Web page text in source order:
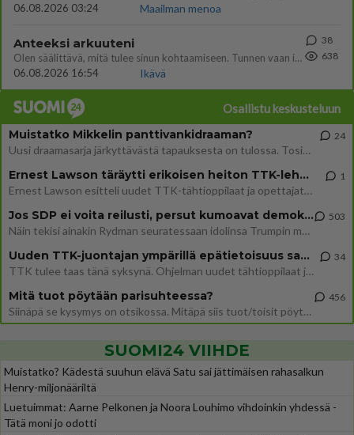
06.08.2026 03:24
Maailman menoa
Anteeksi arkuuteni
Olen säälittävä, mitä tulee sinun kohtaamiseen. Tunnen vaan itseni todella epävarmaksi sun kanssa. Jos minun olisi pitän
06.08.2026 16:54
Ikävä
38
638
Osallistu keskusteluun
Muistatko Mikkelin panttivankidraaman?
Uusi draamasarja järkyttävästä tapauksesta on tulossa. Tositapahtumiin perustuva sarja ammentaa vuoden 1986 Mikkelin pan
24
Ernest Lawson täräytti erikoisen heiton TTK-lehdistötilaisuudessa: " Onko tässä tarkoituksena...?"
Ernest Lawson esitteli uudet TTK-tähtioppilaat ja opettajat torstaina 6.8. lehdistölle. Tulevalla kaudella on yksi hausk
1
Jos SDP ei voita reilusti, persut kumoavat demokratian Suomesta
Näin tekisi ainakin Rydman seuratessaan idolinsa Trumpin mallia https://www.is.fi/politiikka/art-2000012187244.html
503
Uuden TTK-juontajan ympärillä epätietoisuus sakenee - Nyt MTV hämmentää soppaa
TTK tulee taas tänä syksynä. Ohjelman uudet tähtioppilaat julkistetaan torstaina 6. elokuuta klo 14 alkavassa lehdistö
34
Mitä tuot pöytään parisuhteessa?
Siinäpä se kysymys on otsikossa. Mitäpä siis tuot/toisit pöytään parisuhteessa? Oletko mies vai nainen? Koetko sen mitä
456
SUOMI24 VIIHDE
Muistatko? Kädestä suuhun elävä Satu sai jättimäisen rahasalkun
Henry-miljonääriltä
Luetuimmat: Aarne Pelkonen ja Noora Louhimo vihdoinkin yhdessä -
Tätä moni jo odotti